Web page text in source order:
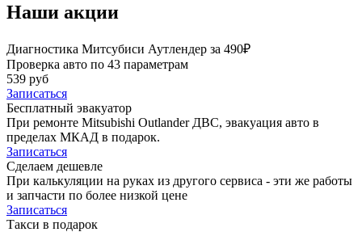
Наши акции
Диагностика Митсубиси Аутлендер за 490₽
Проверка авто по 43 параметрам
539 руб
Записаться
Бесплатный эвакуатор
При ремонте Mitsubishi Outlander ДВС, эвакуация авто в
пределах МКАД в подарок.
Записаться
Сделаем дешевле
При калькуляции на руках из другого сервиса - эти же работы
и запчасти по более низкой цене
Записаться
Такси в подарок